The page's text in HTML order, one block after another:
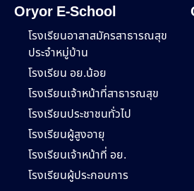
Oryor E-School
โรงเรียนอาสาสมัครสาธารณสุข
ประจำหมู่บ้าน
โรงเรียน อย.น้อย
โรงเรียนเจ้าหน้าที่สาธารณสุข
โรงเรียนประชาชนทั่วไป
โรงเรียนผู้สูงอายุ
โรงเรียนเจ้าหน้าที่ อย.
โรงเรียนผู้ประกอบการ